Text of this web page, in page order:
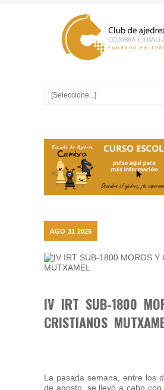
AGO 31 2025
IV IRT SUB-1800
CRISTIANOS
La pasada semana, entre los
de agosto, se llevó a cabo